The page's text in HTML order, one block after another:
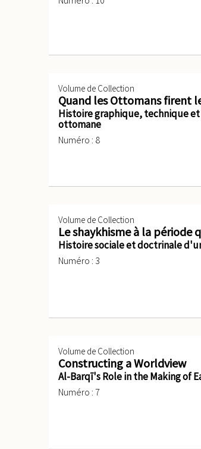
Volume de Collection
Quand les Ottomans firent
Histoire graphique, technique
ottomane
Numéro : 8
Volume de Collection
Le shaykhisme à la période
Histoire sociale et doctrinale
Numéro : 3
Volume de Collection
Constructing a Worldview
Al-Barqī's Role in the Making of
Numéro : 7